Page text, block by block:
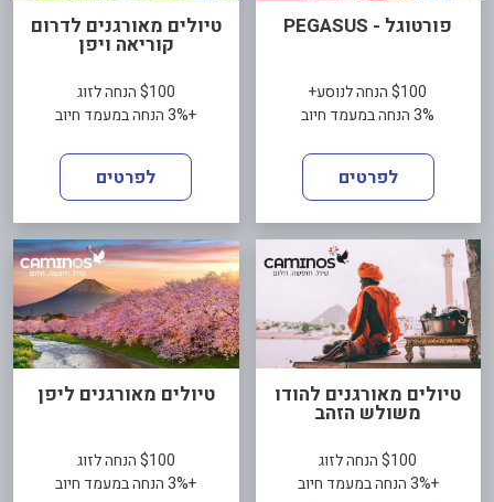
פורטוגל - PEGASUS
$100 הנחה לנוסע+
3% הנחה במעמד חיוב
לפרטים
טיולים מאורגנים לדרום
קוריאה ויפן
$100 הנחה לזוג
+3% הנחה במעמד חיוב
לפרטים
טיולים מאורגנים להודו
משולש הזהב
$100 הנחה לזוג
+3% הנחה במעמד חיוב
טיולים מאורגנים ליפן
$100 הנחה לזוג
+3% הנחה במעמד חיוב